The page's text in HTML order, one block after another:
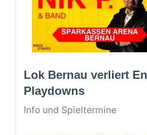
Lok Bernau verliert
Playdowns
Info und Spieltermine